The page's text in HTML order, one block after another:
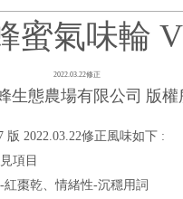
蜜氣味輪
2022.03.22修正
生態農場有限公司 版權
2022.03.22修正風味如下 :
項目
紅棗乾、情緒性-沉穩用詞